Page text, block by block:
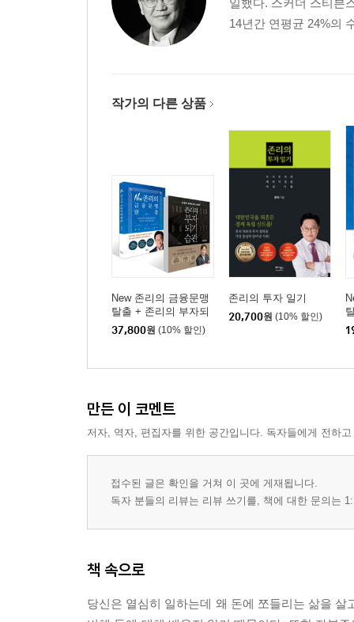
10단계 항상 긍정적인 생각을 갖고 당장 시작해라
일했다. 스커더 스티븐
14년간 연평균 24%의
작가의 다른 상품
New 존리의 금융문맹
탈출 + 존리의 부자되
기 습관 세트
37,800원 (10% 할인)
존리의 투자 일기
20,700원 (10% 할인)
만든 이 코멘트
저자, 역자, 편집자를 위한 공간입니다. 독자들에게 전하
접수된 글은 확인을 거쳐 이 곳에 게재됩니다.
독자 분들의 리뷰는 리뷰 쓰기를, 책에 대한 문의는
책 속으로
당신은 열심히 일하는데 왜 돈에 쪼들리는 삶을